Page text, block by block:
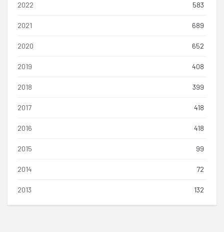
2022 583
2021 689
2020 652
2019 408
2018 399
2017 418
2016 418
2015 99
2014 72
2013 132